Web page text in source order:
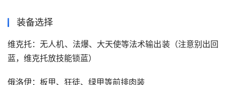
装备选择
维克托：无人机、法爆、大天使等法术输出装（注意别出回
蓝，维克托放技能锁蓝）
俄洛伊：板甲、狂徒、绿甲等前排肉装